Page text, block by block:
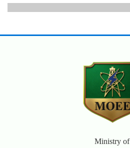
Ministry of